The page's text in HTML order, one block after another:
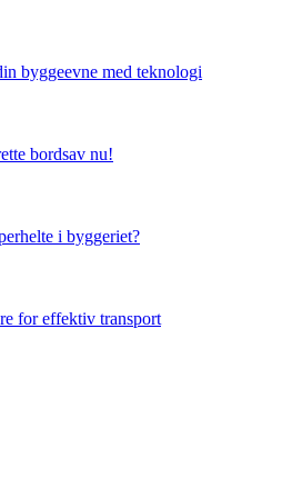
byggeevne med teknologi
bordsav nu!
i byggeriet?
for effektiv transport